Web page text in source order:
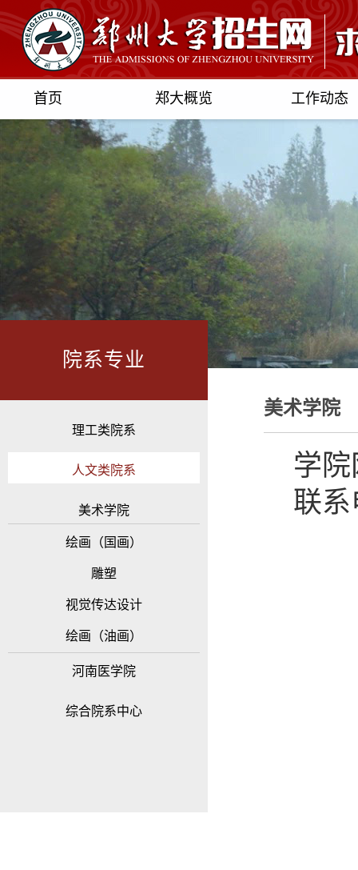
首页 郑大概览 工作动态
院系专业
理工类院系
人文类院系
美术学院
绘画（国画）
雕塑
视觉传达设计
绘画（油画）
河南医学院
综合院系中心
美术学院
学
联系